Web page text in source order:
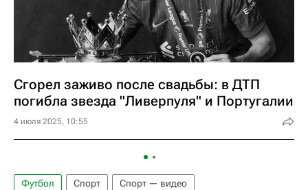
Сгорел заживо после свадьбы: в ДТП
погибла звезда "Ливерпуля" и Португалии
4 июля 2025, 10:55
Футбол Спорт
Спорт — видео